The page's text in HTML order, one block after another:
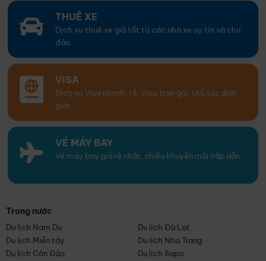
THUÊ XE
Dịch vụ thuê xe giá tốt từ các nhà xe uy tín và chu
đáo
VISA
Dịch vụ Visa nhanh, rẻ. Visa trọn gói, thủ tục đơn
giản
VÉ MÁY BAY
Vé máy bay giá rẻ nhất, nhiều khuyến mãi hấp dẫn
Trong nước
Du lịch Nam Du
Du lịch Đà Lạt
Du lịch Miền tây
Du lịch Nha Trang
Du lịch Côn Đảo
Du lịch Sapa